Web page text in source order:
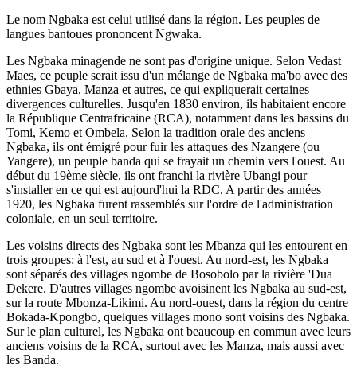
Le nom Ngbaka est celui utilisé dans la région. Les peuples de
langues bantoues prononcent Ngwaka.
Les Ngbaka minagende ne sont pas d'origine unique. Selon Vedast
Maes, ce peuple serait issu d'un mélange de Ngbaka ma'bo avec des
ethnies Gbaya, Manza et autres, ce qui expliquerait certaines
divergences culturelles. Jusqu'en 1830 environ, ils habitaient encore
la République Centrafricaine (RCA), notamment dans les bassins du
Tomi, Kemo et Ombela. Selon la tradition orale des anciens
Ngbaka, ils ont émigré pour fuir les attaques des Nzangere (ou
Yangere), un peuple banda qui se frayait un chemin vers l'ouest. Au
début du 19ème siècle, ils ont franchi la rivière Ubangi pour
s'installer en ce qui est aujourd'hui la RDC. A partir des années
1920, les Ngbaka furent rassemblés sur l'ordre de l'administration
coloniale, en un seul territoire.
Les voisins directs des Ngbaka sont les Mbanza qui les entourent en
trois groupes: à l'est, au sud et à l'ouest. Au nord-est, les Ngbaka
sont séparés des villages ngombe de Bosobolo par la rivière 'Dua
Dekere. D'autres villages ngombe avoisinent les Ngbaka au sud-est,
sur la route Mbonza-Likimi. Au nord-ouest, dans la région du centre
Bokada-Kpongbo, quelques villages mono sont voisins des Ngbaka.
Sur le plan culturel, les Ngbaka ont beaucoup en commun avec leurs
anciens voisins de la RCA, surtout avec les Manza, mais aussi avec
les Banda.